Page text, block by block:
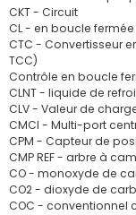
CKT - Circuit
CL - en boucle fermée
CTC - Convertisseur
TCC)
Contrôle en boucle
CLNT - liquide de
CLV - Valeur de
CMCI - Multi-port
CPM - Capteur de
CMP REF - arbre à
CO - monoxyde de
CO2 - dioxyde de
COC - conventionnel